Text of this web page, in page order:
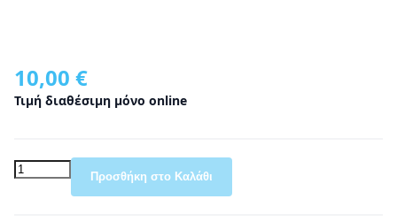
10,00 €
Τιμή διαθέσιμη μόνο online
Προσθήκη στο Καλάθι